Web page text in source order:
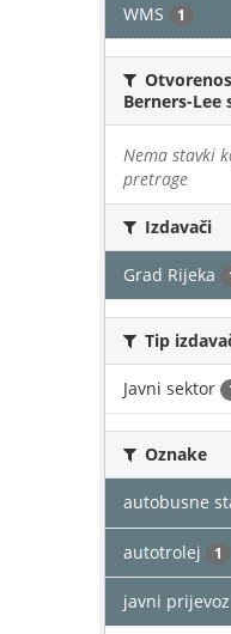
WMS 1
Berners-Lee
Nema stavki
pretrage
Izdavači
Grad Rijeka
Tip
Javni sektor
Oznake
autobusne
autotrolej 1
javni prijevoz